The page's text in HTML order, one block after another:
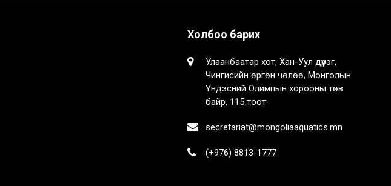
Холбоо барих
Улаанбаатар хот, Хан-Уул дүүрэг,
Чингисийн өргөн чөлөө, Монголын
Үндэсний Олимпын хорооны төв
байр, 115 тоот
secretariat@mongoliaaquatics.mn
(+976) 8813-1777